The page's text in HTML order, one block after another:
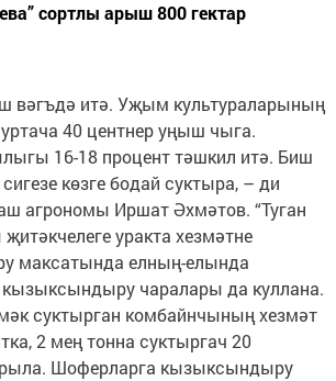
сортлы арыш 800 гектар
вәгъдә итә. Уҗым культураларының
40 центнер уңыш чыга.
16-18 процент тәшкил итә. Биш
көзге бодай суктыра, – ди
агрономы Иршат Әхмәтов. “Туган
уракта хезмәтне
максатында елның-елында
чаралары да куллана.
суктырган комбайнчының хезмәт
2 мең тонна суктыргач 20
Шоферларга кызыксындыру